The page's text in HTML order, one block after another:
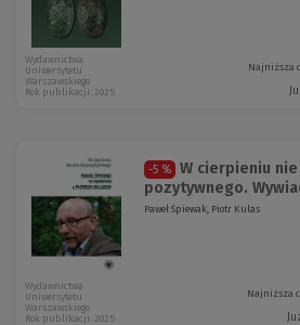
Najniższa
Wydawnictwa
Uniwersytetu
Warszawskiego
Rok publikacji: 2025
-5 %
W cierpieniu
pozytywnego.
Paweł Śpiewak, Piotr Kulas
Najniższa
Wydawnictwa
Uniwersytetu
Warszawskiego
Rok publikacji: 2025